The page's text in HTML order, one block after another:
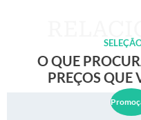
O QUE
PREÇOS QUE